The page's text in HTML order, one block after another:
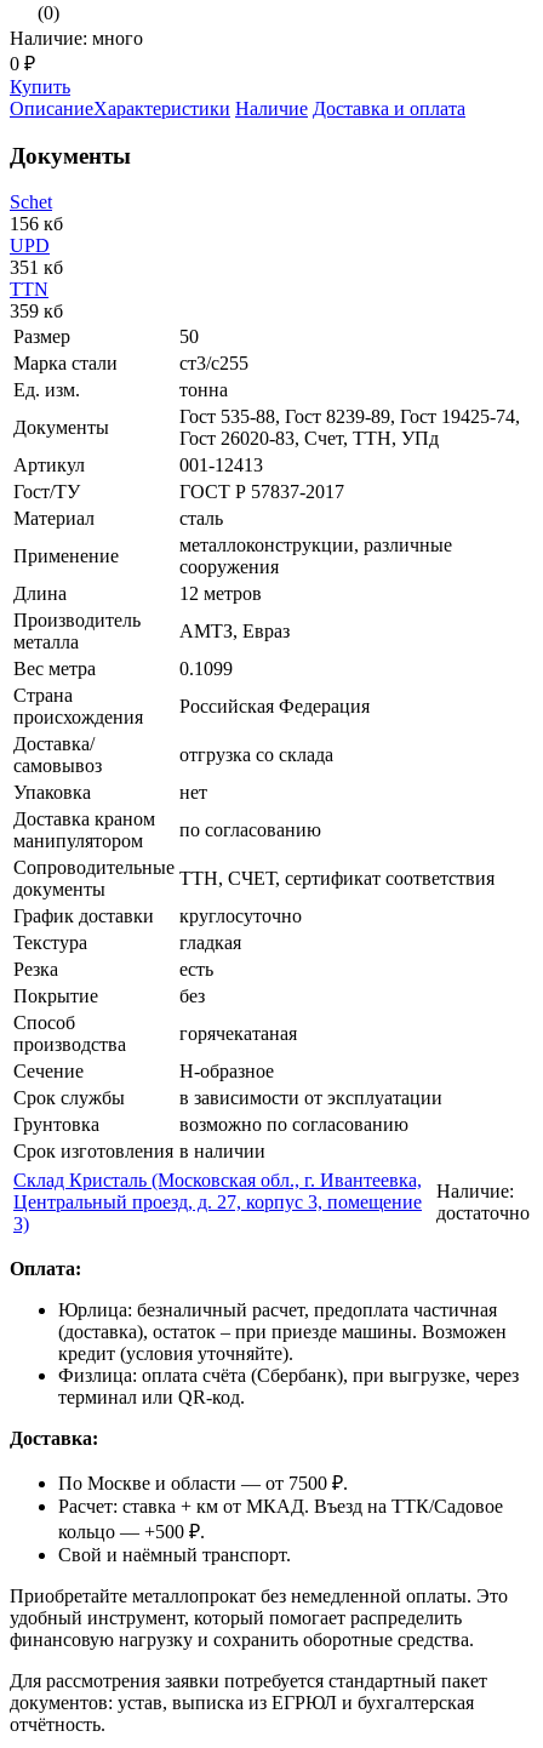
(0)
Наличие: много
0 ₽
Купить
ОписаниеХарактеристики Наличие Доставка и оплата
Документы
Schet
156 кб
UPD
351 кб
TTN
359 кб
Размер
50
Марка стали
ст3/с255
Ед. изм.
тонна
Документы
Гост 535-88, Гост 8239-89, Гост 19425-74,
Гост 26020-83, Счет, ТТН, УПд
Артикул
001-12413
Гост/ТУ
ГОСТ Р 57837-2017
Материал
сталь
Применение
металлоконструкции, различные
сооружения
Длина
12 метров
Производитель
металла
АМТЗ, Евраз
Вес метра
0.1099
Страна
происхождения
Российская Федерация
Доставка/
самовывоз
отгрузка со склада
Упаковка
нет
Доставка краном
манипулятором
по согласованию
Сопроводительные
документы
ТТН, СЧЕТ, сертификат соответствия
График доставки
круглосуточно
Текстура
гладкая
Резка
есть
Покрытие
без
Способ
производства
горячекатаная
Сечение
Н-образное
Срок службы
в зависимости от эксплуатации
Грунтовка
возможно по согласованию
Срок изготовления в наличии
Склад Кристаль (Московская обл., г. Ивантеевка,
Центральный проезд, д. 27, корпус 3, помещение
3)
Наличие:
достаточно
Оплата:
Юрлица: безналичный расчет, предоплата частичная
(доставка), остаток – при приезде машины. Возможен
кредит (условия уточняйте).
Физлица: оплата счёта (Сбербанк), при выгрузке, через
терминал или QR-код.
Доставка:
По Москве и области — от 7500 ₽.
Расчет: ставка + км от МКАД. Въезд на ТТК/Садовое
кольцо — +500 ₽.
Свой и наёмный транспорт.
Приобретайте металлопрокат без немедленной оплаты. Это
удобный инструмент, который помогает распределить
финансовую нагрузку и сохранить оборотные средства.
Для рассмотрения заявки потребуется стандартный пакет
документов: устав, выписка из ЕГРЮЛ и бухгалтерская
отчётность.